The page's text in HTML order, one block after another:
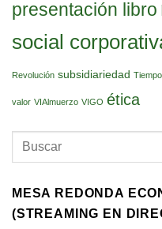
presentación libro
social
Revolución subsidiariedad
valor VIAlmuerzo VIGO ética
MESA REDONDA
(STREAMING EN